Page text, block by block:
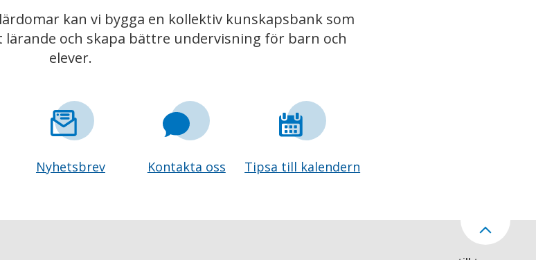
kan vi bygga en kollektiv kunskapsbank som
och skapa bättre undervisning för barn och
elever.
Nyhetsbrev Kontakta oss Tipsa till kalendern